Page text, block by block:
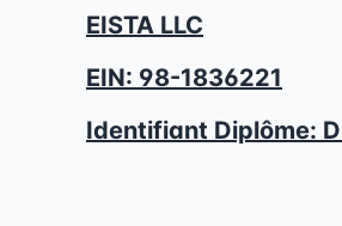
EISTA LLC
EIN: 98-1836221
Identifiant Diplôme: